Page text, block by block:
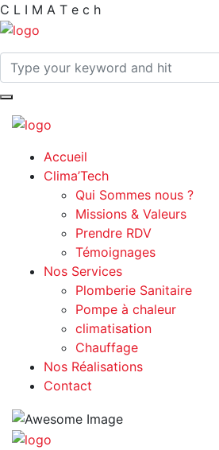
C L I M A T e c h
Accueil
Clima’Tech
Qui Sommes nous ?
Missions & Valeurs
Prendre RDV
Témoignages
Nos Services
Plomberie Sanitaire
Pompe à chaleur
climatisation
Chauffage
Nos Réalisations
Contact